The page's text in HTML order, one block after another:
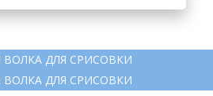
ВОЛКА ДЛЯ СРИСОВКИ
ВОЛКА ДЛЯ СРИСОВКИ